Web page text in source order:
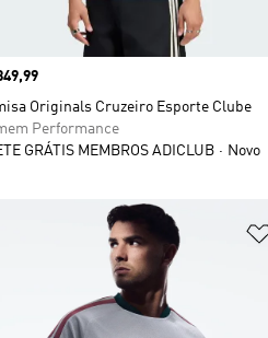
Originals Cruzeiro Esporte Clube
Performance
GRÁTIS MEMBROS ADICLUB
Novo
à Lista de Desejos